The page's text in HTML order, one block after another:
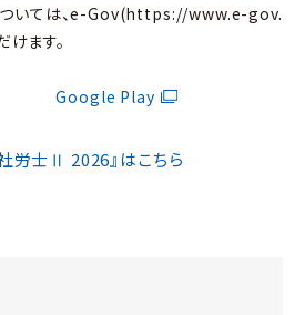
ついては、e-Gov(https://www.e-gov.
ます。
Google Play
労士Ⅱ 2026』はこちら